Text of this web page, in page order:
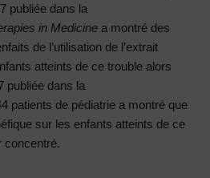
publiée dans la
in Medicine a montré des
de l’utilisation de l’extrait
atteints de ce trouble alors
publiée dans la
patients de pédiatrie a montré que
sur les enfants atteints de ce
concentré.